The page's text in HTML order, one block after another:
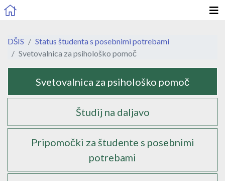
DŠIS
Status študenta s posebnimi potrebami
Svetovalnica za psihološko pomoč
Svetovalnica za psihološko pomoč
Študij na daljavo
Pripomočki za študente s posebnimi
potrebami